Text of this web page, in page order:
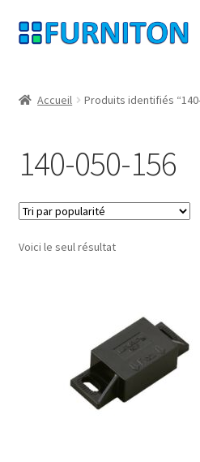
Aller
à
navigation
Aller
au
Protection des données
Droit de rétractation
Contact
CONDITIONS GÉNÉRALES DE
Transport maritime
Accueil Produits identifiés
140-050-156
Voici le seul résultat